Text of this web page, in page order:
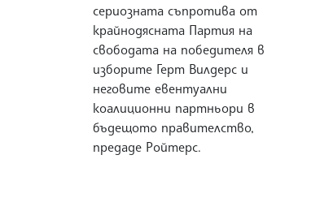
сериозната съпротива от
крайнодясната Партия на
свободата на победителя в
изборите Герт Вилдерс и
неговите евентуални
коалиционни партньори в
бъдещото правителство,
предаде Ройтерс.